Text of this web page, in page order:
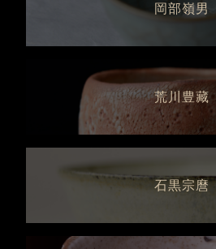
岡部嶺男
荒川豊藏
石黒宗麿